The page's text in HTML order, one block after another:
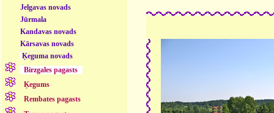
Jelgavas novads
Jūrmala
Kandavas novads
Kārsavas novads
Ķeguma novads
Birzgales pagasts
Ķegums
Rembates pagasts